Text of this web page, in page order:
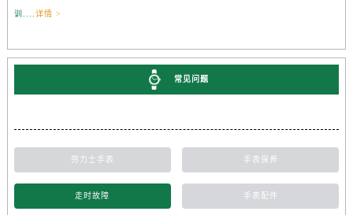
训.... 详情 >
常见问题
劳力士手表 手表保养
走时故障 手表配件